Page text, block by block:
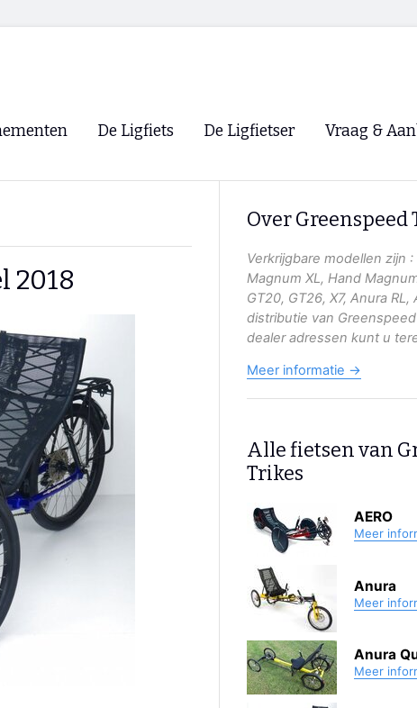
2026
CycleVision
De Ligfiets De Ligfietser
Ligfietsvereninging NVHPV
Lokale Fietsverenigingen
EHPVA & EuSupino 🡺
Forum ligfietsers.nl 🡺
Vraag &
2018
Over Greenspeed
Verkrijgbare modellen zijn
Magnum XL, Hand
GT20, GT26, X7, Anura RL,
distributie van
dealer adressen kunt u
Meer informatie →
Alle fietsen van
Trikes
AERO
Meer
Anura
Meer
Anura
Meer